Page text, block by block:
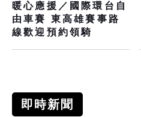
暖心應援／國際環台自
由車賽 東高雄賽事路
線歡迎預約領騎
即時新聞